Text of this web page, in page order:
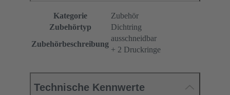
Kategorie
Zubehör
Zubehörtyp
Dichtring
Zubehörbeschreibung
ausschneidbar
+ 2 Druckringe
Technische Kennwerte